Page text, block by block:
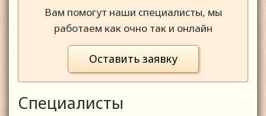
Вам помогут наши специалисты, мы
работаем как очно так и онлайн
Оставить заявку
Специалисты